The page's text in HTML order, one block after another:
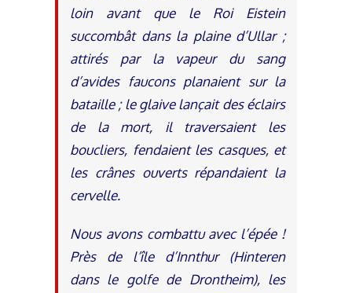
loin avant que le Roi Eistein
succombât dans la plaine d’Ullar ;
attirés par la vapeur du sang
d’avides faucons planaient sur la
bataille ; le glaive lançait des éclairs
de la mort, il traversaient les
boucliers, fendaient les casques, et
les crânes ouverts répandaient la
cervelle.
Nous avons combattu avec l’épée !
Près de l’île d’Innthur (Hinteren
dans le golfe de Drontheim), les